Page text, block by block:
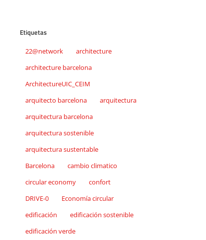
Etiquetas
22@network
architecture
architecture barcelona
ArchitectureUIC_CEIM
arquitecto barcelona
arquitectura
arquitectura barcelona
arquitectura sostenible
arquitectura sustentable
Barcelona
cambio climatico
circular economy
confort
DRIVE-0
Economía circular
edificación
edificación sostenible
edificación verde